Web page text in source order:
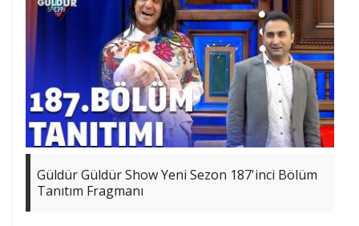
Güldür Güldür Show Yeni Sezon 187'inci Bölüm
Tanıtım Fragmanı